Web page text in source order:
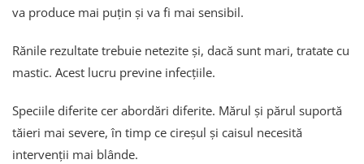
va produce mai puțin și va fi mai sensibil.
Rănile rezultate trebuie netezite și, dacă sunt mari, tratate cu
mastic. Acest lucru previne infecțiile.
Speciile diferite cer abordări diferite. Mărul și părul suportă
tăieri mai severe, în timp ce cireșul și caisul necesită
intervenții mai blânde.